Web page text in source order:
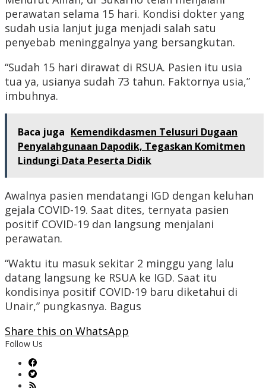
perawatan selama 15 hari. Kondisi dokter yang
sudah usia lanjut juga menjadi salah satu
penyebab meninggalnya yang bersangkutan.
“Sudah 15 hari dirawat di RSUA. Pasien itu usia
tua ya, usianya sudah 73 tahun. Faktornya usia,”
imbuhnya.
Baca juga Kemendikdasmen Telusuri Dugaan
Penyalahgunaan Dapodik, Tegaskan Komitmen
Lindungi Data Peserta Didik
Awalnya pasien mendatangi IGD dengan keluhan
gejala COVID-19. Saat dites, ternyata pasien
positif COVID-19 dan langsung menjalani
perawatan.
“Waktu itu masuk sekitar 2 minggu yang lalu
datang langsung ke RSUA ke IGD. Saat itu
kondisinya positif COVID-19 baru diketahui di
Unair,” pungkasnya. Bagus
Share this on WhatsApp
Follow Us